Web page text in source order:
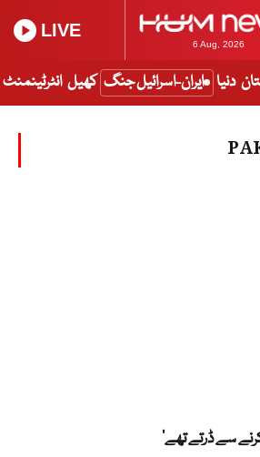
6 Aug, 2026
LIVE
دنیا ایران-اسرائیل جنگ کھیل انٹرٹینمنٹ
سے ڈرتے تھے‘